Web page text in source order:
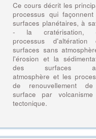
Ce cours décrit les
processus qui
surfaces planétaires, à
- la cratérisation, -
processus d'altération
surfaces sans
l'érosion et la
des surfaces
atmosphère et les
de renouvellement
surface par
tectonique.